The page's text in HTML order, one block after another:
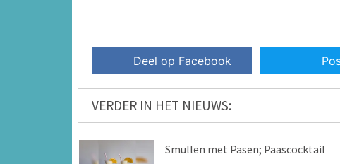
Deel op Facebook
VERDER IN HET NIEUWS:
Smullen met Pasen; Paascocktail